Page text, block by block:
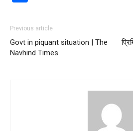
Previous article
Govt in piquant situation | The
Navhind Times